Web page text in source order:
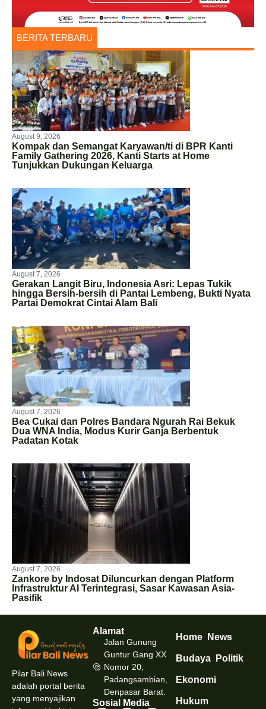
BERITA TERBARU
August 9, 2026
Kompak dan Semangat Karyawan/ti di BPR Kanti
Family Gathering 2026, Kanti Starts at Home
Tunjukkan Dukungan Keluarga
August 7, 2026
Gerakan Langit Biru, Indonesia Asri: Lepas Tukik
hingga Bersih-bersih di Pantai Lembeng, Bukti Nyata
Partai Demokrat Cintai Alam Bali
August 7, 2026
Bea Cukai dan Polres Bandara Ngurah Rai Bekuk
Dua WNA India, Modus Kurir Ganja Berbentuk
Padatan Kotak
August 7, 2026
Zankore by Indosat Diluncurkan dengan Platform
Infrastruktur AI Terintegrasi, Sasar Kawasan Asia-
Pasifik
Pilar Bali News
adalah portal berita
yang menyajikan
Alamat
Jalan Gunung
Guntur Gang XX
Nomor 20,
Padangsambian,
Denpasar Barat.
Sosial Media
Home News
Budaya Politik
Ekonomi
Hukum